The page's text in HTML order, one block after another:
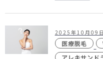
2025年10月09日
医療脱毛
アレキサンド